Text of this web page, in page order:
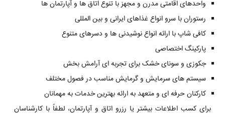
واحدهای اقامتی مدرن و مجهز با تنوع اتاق ها و آپارتمان ها
رستوران با سرو انواع غذاهای ایرانی و بین المللی
کافی شاپ با ارائه انواع نوشیدنی ها و دسرهای متنوع
پارکینگ اختصاصی
جکوزی و سونای خشک برای تجربه ای آرامش بخش
سیستم های سرمایش و گرمایش مناسب در فصول مختلف
کارکنان حرفه ای و متعهد به ارائه بهترین خدمات به مهمانان
برای کسب اطلاعات بیشتر یا رزرو اتاق و آپارتمان، لطفاً با کارشناسان